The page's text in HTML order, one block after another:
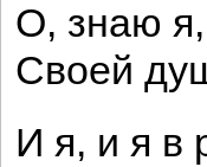
О, знаю я,
Своей
И я, и я в